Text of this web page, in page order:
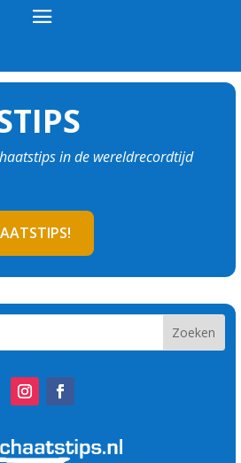
in de wereldrecordtijd